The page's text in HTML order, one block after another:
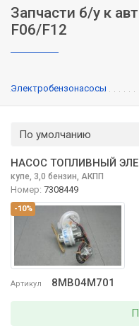
Запчасти б/у к
F06/F12
Электробензонасосы
По умолчанию
-10%
Артикул 8MB04M701
НАСОС ТОПЛИВНЫЙ
купе, 3,0 бензин, АКПП
Номер: 7308449